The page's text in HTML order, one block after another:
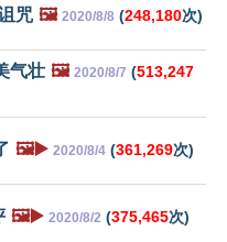
咒 🖼️ 2020/8/8 (248,180次)
气壮 🖼️ 2020/8/7 (513,247
🖼️▶️ 2020/8/4 (361,269次)
🖼️▶️ 2020/8/2 (375,465次)